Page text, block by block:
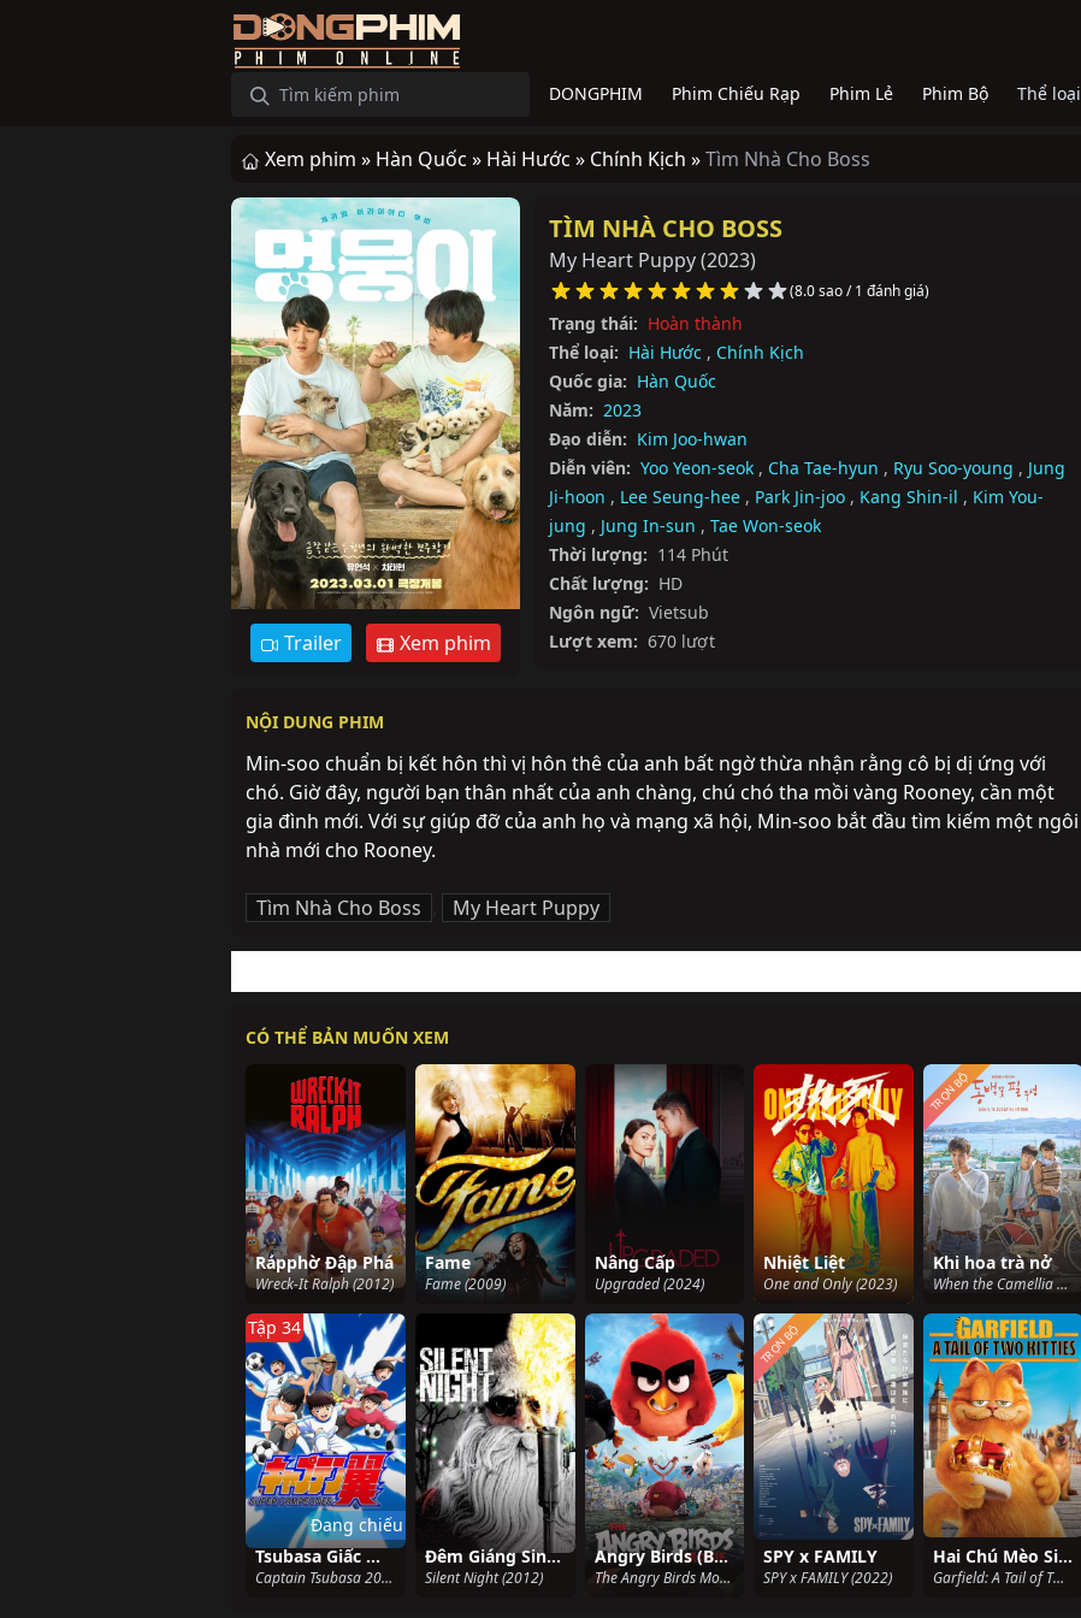
DONGPHIM Phim Chiếu Rạp Phim Lẻ Phim Bộ Thể loại
Xem phim » Hàn Quốc » Hài Hước » Chính Kịch »Tìm Nhà Cho Boss
Trailer Xem phim
TÌM NHÀ CHO BOSS
My Heart Puppy(2023)
(8.0 sao / 1 đánh giá)
Trạng thái: Hoàn thành
Thể loại: Hài Hước , Chính Kịch
Quốc gia: Hàn Quốc
Năm: 2023
Đạo diễn: Kim Joo-hwan
Diễn viên: Yoo Yeon-seok , Cha Tae-hyun , Ryu Soo-young , Jung
Ji-hoon , Lee Seung-hee , Park Jin-joo , Kang Shin-il , Kim You-
jung , Jung In-sun , Tae Won-seok
Thời lượng: 114 Phút
Chất lượng: HD
Ngôn ngữ: Vietsub
Lượt xem: 670 lượt
NỘI DUNG PHIM
Min-soo chuẩn bị kết hôn thì vị hôn thê của anh bất ngờ thừa nhận rằng cô bị dị ứng với
chó. Giờ đây, người bạn thân nhất của anh chàng, chú chó tha mồi vàng Rooney, cần một
gia đình mới. Với sự giúp đỡ của anh họ và mạng xã hội, Min-soo bắt đầu tìm kiếm một ngôi
nhà mới cho Rooney.
Tìm Nhà Cho Boss , My Heart Puppy
CÓ THỂ BẢN MUỐN XEM
Rápphờ Đập Phá
Wreck-It Ralph (2012)
Fame
Fame (2009)
Nâng Cấp
Upgraded (2024)
Nhiệt Liệt
One and Only (2023)
Khi hoa trà nở
When the Camellia Blooms (2019)
TRỌN BỘ
Tsubasa Giấc Mơ Sân Cỏ (2018) - Mùa 2
Captain Tsubasa 2018 Season 2 (2023)
Tập 34
Đang chiếu
Đêm Giáng Sinh Kinh Hoàng
Silent Night (2012)
Angry Birds (Bản điện ảnh)
The Angry Birds Movie (2016)
SPY x FAMILY
SPY x FAMILY (2022)
TRỌN BỘ
Hai Chú Mèo Siêu Quậy
Garfield: A Tail of Two Kitties (2006)